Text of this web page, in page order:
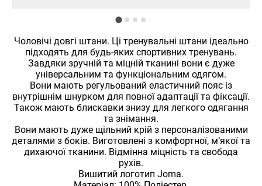
Чоловічі довгі штани. Ці тренувальні штани ідеально
підходять для будь-яких спортивних тренувань.
Завдяки зручній та міцній тканині вони є дуже
універсальним та функціональним одягом.
Вони мають регульований еластичний пояс із
внутрішнім шнурком для повної адаптації та фіксації.
Також мають блискавки знизу для легкого одягання
та знімання.
Вони мають дуже щільний крій з персоналізованими
деталями з боків. Виготовлені з комфортної, м’якої та
дихаючої тканини. Відмінна міцність та свобода
рухів.
Вишитий логотип Joma.